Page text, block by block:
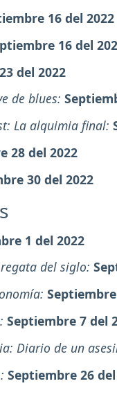
16 del 2022
16 del
del 2022
de blues:
La alquimia final:
28 del 2022
30 del 2022
1 del 2022
del siglo:
Septiembre 7 del
Diario de un
Septiembre 26